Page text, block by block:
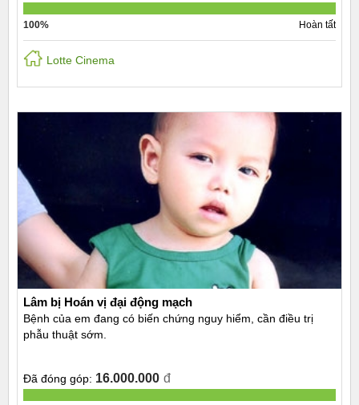
100% Hoàn tất
Lotte Cinema
Lâm bị Hoán vị đại động mạch
Bệnh của em đang có biến chứng nguy hiểm, cần điều trị
phẫu thuật sớm.
Đã đóng góp: 16.000.000 đ